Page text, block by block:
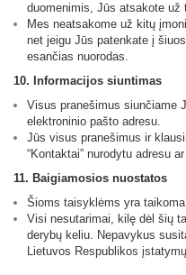
duomenimis, Jūs atsakote
Mes neatsakome už kitų
net jeigu Jūs patenkate į
esančias nuorodas.
10. Informacijos siuntimas
Visus pranešimus siunčiame
elektroninio pašto adresu.
Jūs visus pranešimus ir
“Kontaktai” nurodytu adresu
11. Baigiamosios nuostatos
Šioms taisyklėms yra
Visi nesutarimai, kilę dėl šių
derybų keliu. Nepavykus
Lietuvos Respublikos